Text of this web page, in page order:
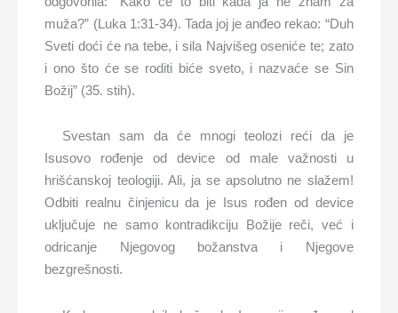
muža?” (Luka 1:31-34). Tada joj je anđeo rekao: “Duh
Sveti doći će na tebe, i sila Najvišeg oseniće te; zato
i ono što će se roditi biće sveto, i nazvaće se Sin
Božij” (35. stih).
Svestan sam da će mnogi teolozi reći da je
Isusovo rođenje od device od male važnosti u
hrišćanskoj teologiji. Ali, ja se apsolutno ne slažem!
Odbiti realnu činjenicu da je Isus rođen od device
uključuje ne samo kontradikciju Božije reči, već i
odricanje Njegovog božanstva i Njegove
bezgrešnosti.